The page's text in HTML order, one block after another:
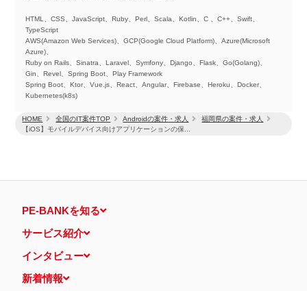
HOME 全国のIT案件TOP Androidの案件・求人
福岡県の案件・求人
【iOS】モバイルデバイス向けアプリケーションの保...
HTML、CSS、JavaScript、Ruby、Perl、Scala、Kotlin、C 、C++、Swift、
TypeScript
AWS(Amazon Web Services)、GCP(Google Cloud Platform)、Azure(Microsoft
Azure)、
Ruby on Rails、Sinatra、Laravel、Symfony、Django、Flask、Go(Golang)、
Gin、Revel、Spring Boot、Play Framework
Spring Boot、Ktor、Vue.js、React、Angular、Firebase、Heroku、Docker、
Kubernetes(k8s)
PE-BANKを知る
サービス紹介
インタビュー
新着情報